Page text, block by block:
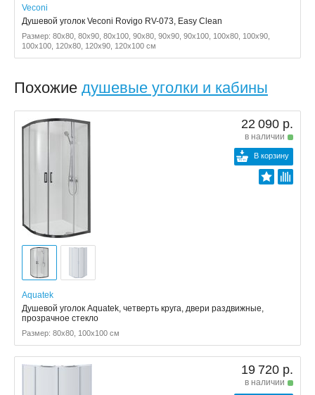
Veconi
Душевой уголок Veconi Rovigo RV-073, Easy Clean
Размер: 80x80, 80x90, 80x100, 90x80, 90x90, 90x100, 100x80, 100x90,
100x100, 120x80, 120x90, 120x100 см
Похожие душевые уголки и кабины
22 090 р.
в наличии
В корзину
Aquatek
Душевой уголок Aquatek, четверть круга, двери раздвижные,
прозрачное стекло
Размер: 80x80, 100x100 см
19 720 р.
в наличии